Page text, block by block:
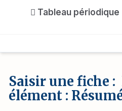
Tableau périodique
Saisir une fiche
élément :